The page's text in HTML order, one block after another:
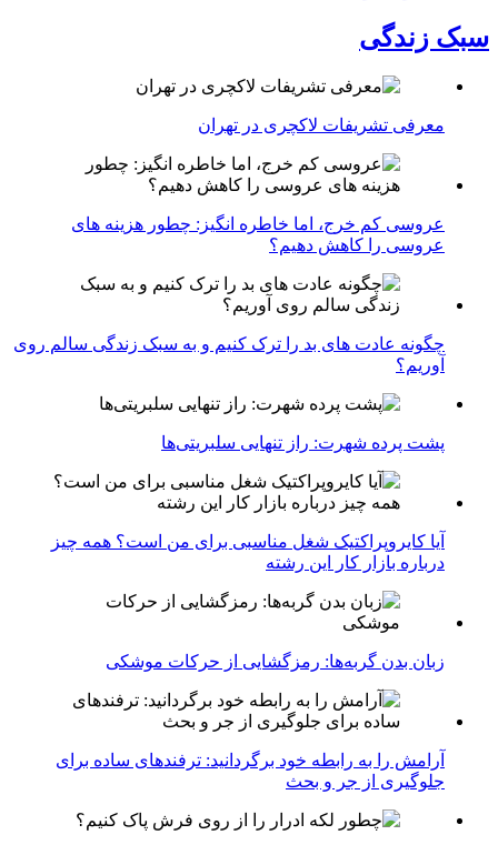
سبک زندگی
معرفی تشریفات لاکچری در تهران
عروسی کم خرج، اما خاطره انگیز: چطور هزینه های
عروسی را کاهش دهیم؟
چگونه عادت‌ های بد را ترک کنیم و به سبک زندگی سالم روی
آوریم؟
پشت پرده شهرت: راز تنهایی سلبریتی‌ها
آیا کایروپراکتیک شغل مناسبی برای من است؟ همه چیز
درباره بازار کار این رشته
زبان بدن گربه‌ها: رمزگشایی از حرکات موشکی
آرامش را به رابطه خود برگردانید: ترفندهای ساده برای
جلوگیری از جر و بحث